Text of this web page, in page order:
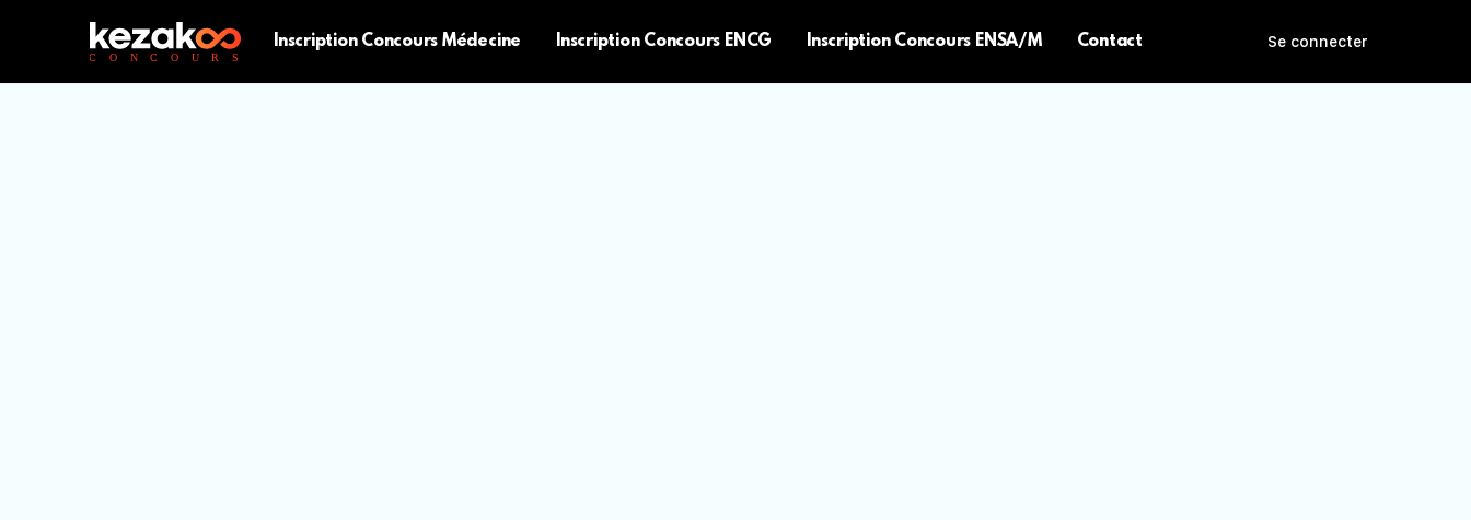
Inscription Concours Médecine Inscription Concours ENCG Inscription Concours ENSA/M Contact Se connecter